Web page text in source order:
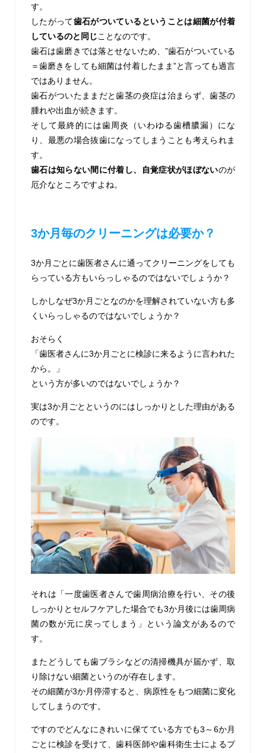
す。
したがって歯石がついているということは細菌が付着
しているのと同じことなのです。
歯石は歯磨きでは落とせないため、”歯石がついている
＝歯磨きをしても細菌は付着したまま”と言っても過言
ではありません。
歯石がついたままだと歯茎の炎症は治まらず、歯茎の
腫れや出血が続きます。
そして最終的には歯周炎（いわゆる歯槽膿漏）にな
り、最悪の場合抜歯になってしまうことも考えられま
す。
歯石は知らない間に付着し、自覚症状がほぼないのが
厄介なところですよね。
3か月毎のクリーニングは必要か？
3か月ごとに歯医者さんに通ってクリーニングをしても
らっている方もいらっしゃるのではないでしょうか？
しかしなぜ3か月ごとなのかを理解されていない方も多
くいらっしゃるのではないでしょうか？
おそらく
「歯医者さんに3か月ごとに検診に来るように言われた
から。」
という方が多いのではないでしょうか？
実は3か月ごとというのにはしっかりとした理由がある
のです。
それは「一度歯医者さんで歯周病治療を行い、その後
しっかりとセルフケアした場合でも3か月後には歯周病
菌の数が元に戻ってしまう」という論文があるので
す。
またどうしても歯ブラシなどの清掃機具が届かず、取
り除けない細菌というのが存在します。
その細菌が3か月停滞すると、病原性をもつ細菌に変化
してしまうのです。
ですのでどんなにきれいに保てている方でも3～6か月
ごとに検診を受けて、歯科医師や歯科衛生士によるプ